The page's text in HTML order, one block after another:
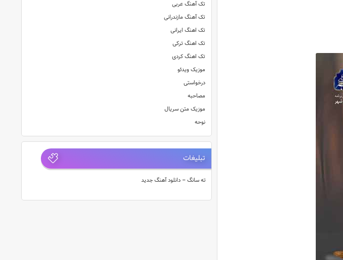
تک آهنگ عربی
تک آهنگ مازندرانی
تک اهنگ ایرانی
تک اهنگ ترکی
تک اهنگ کردی
موزیک ویدئو
درخواستی
مصاحبه
موزیک متن سریال
نوحه
تبلیغات
ته سانگ – دانلود آهنگ جدید